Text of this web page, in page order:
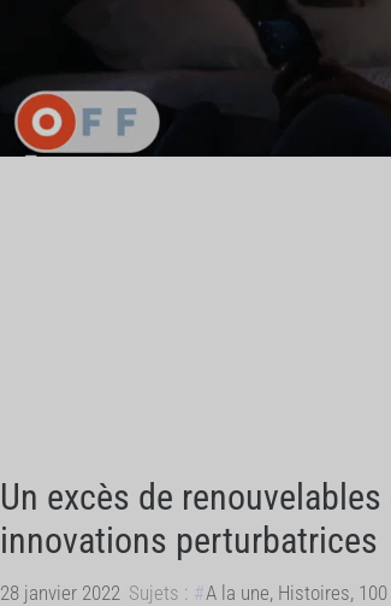
Un excès de
innovations perturbatrices
28 janvier 2022 Sujets : A la une, Histoires,